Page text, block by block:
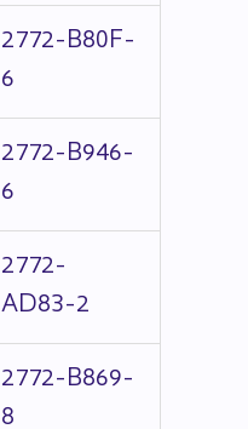
2772-B80F-
6
2772-B946-
6
2772-
AD83-2
2772-B869-
8